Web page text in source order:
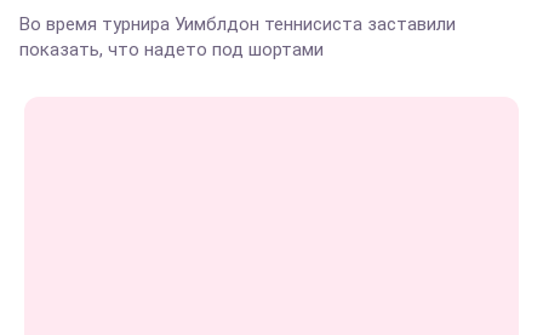
Во время турнира Уимблдон теннисиста заставили
показать, что надето под шортами